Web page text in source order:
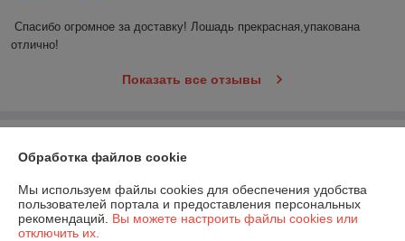
Спасибо огромное за доставку! Лошадь прекрасная,упакована
отлично!
Показать все отзывы
Контакты
Доставка и оплата
Обработка файлов cookie
Мы используем файлы cookies для обеспечения удобства
пользователей портала и предоставления персональных
рекомендаций. Вы можете настроить файлы cookies или
отключить их.